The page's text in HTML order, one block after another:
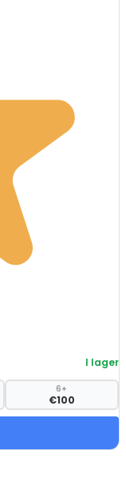
I lager
6+
€100